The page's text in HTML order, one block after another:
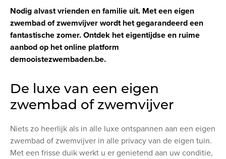
Nodig alvast vrienden en familie uit. Met een eigen
zwembad of zwemvijver wordt het gegarandeerd een
fantastische zomer. Ontdek het eigentijdse en ruime
aanbod op het online platform
demooistezwembaden.be.
De luxe van een eigen
zwembad of zwemvijver
Niets zo heerlijk als in alle luxe ontspannen aan een eigen
zwembad of zwemvijver in alle privacy van de eigen tuin.
Met een frisse duik werkt u er genietend aan uw conditie,